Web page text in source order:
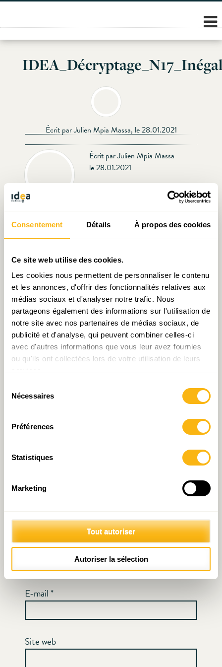
Consentement Détails À propos des cookies
Ce site web utilise des cookies.
Les cookies nous permettent de personnaliser le contenu
et les annonces, d'offrir des fonctionnalités relatives aux
médias sociaux et d'analyser notre trafic. Nous
partageons également des informations sur l'utilisation de
notre site avec nos partenaires de médias sociaux, de
publicité et d'analyse, qui peuvent combiner celles-ci
avec d'autres informations que vous leur avez fournies
ou qu'ils ont collectées lors de votre utilisation de leurs
Nécessaires
Préférences
Statistiques
Marketing
Tout autoriser
Autoriser la sélection
Skip
content
Écrit par Julien Mpia Massa, le 28.01.2021
Écrit par Julien Mpia Massa
le 28.01.2021
Partager:
Laisser un commentaire
Votre adresse e-mail ne sera pas publiée. Les
champs obligatoires sont indiqués avec*
Commentaire
Nom*
E-mail*
Site web